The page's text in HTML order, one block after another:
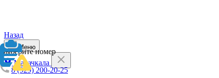
Назад
Выберите номер
8 (929) 200-20-25
Меню
Махачкала